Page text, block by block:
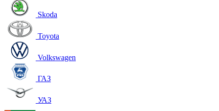
Skoda
Toyota
Volkswagen
ГАЗ
УАЗ